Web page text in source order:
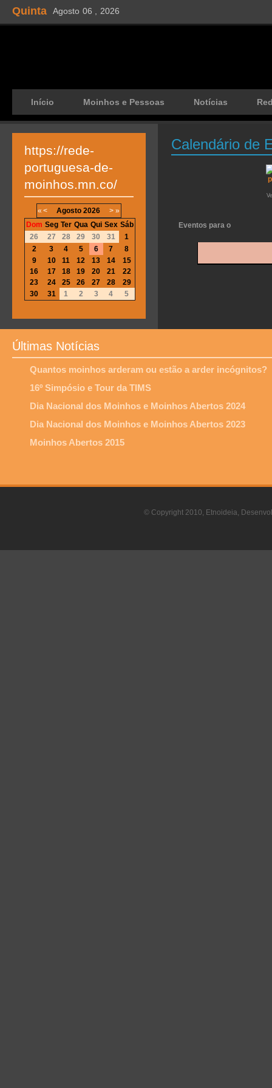
Quinta Agosto 06 , 2026
Início Moinhos e Pessoas Notícias
Calendário de
Eventos para o
https://rede-
portuguesa-de-
moinhos.mn.co/
« < Agosto 2026 > »
Dom Seg Ter Qua Qui Sex Sáb
26
27 28 29 30 31
1
2
3 4 5 6 7
8
9
10 11 12 13 14
15
16
17 18 19 20 21
22
23
24 25 26 27 28
29
30
31 1 2 3 4 5
Últimas Notícias
Quantos moinhos arderam ou estão a arder incógnitos?
16º Simpósio e Tour da TIMS
Dia Nacional dos Moinhos e Moinhos Abertos 2024
Dia Nacional dos Moinhos e Moinhos Abertos 2023
Moinhos Abertos 2015
© Copyright 2010, Etnoideia,